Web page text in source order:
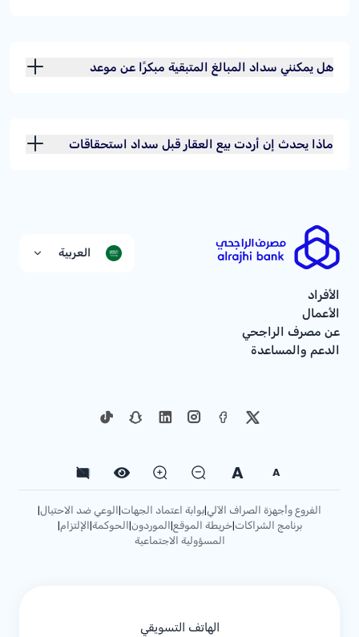
هل يمكنني سداد المبالغ المتبقية مبكرًا عن موعد
ماذا يحدث إن أردت بيع العقار قبل سداد استحقاقات
العربية
الأفراد
الأعمال
عن مصرف الراجحي
الدعم والمساعدة
A
A
الفروع وأجهزة الصراف الآلي|بوابة اعتماد الجهات|الوعي ضد الاحتيال|
برنامج الشراكات|خريطة الموقع|الموردون|الحوكمة|الإلتزام|
المسؤولية الاجتماعية
الهاتف التسويقي